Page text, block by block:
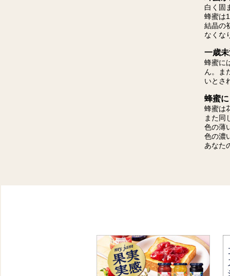
白く固
蜂蜜は
結晶の
なくな
一歳
蜂蜜に
ん。ま
いとさ
蜂蜜
蜂蜜は
また同
色の薄
色の濃
あなた